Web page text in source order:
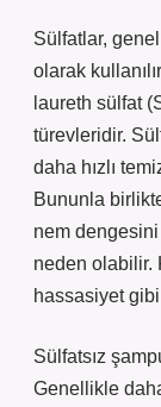
Sülfatlar,
olarak
laureth sülfat
türevleridir.
daha hızlı
Bununla
nem dengesini
neden olabilir.
hassasiyet
Sülfatsız
Genellikle